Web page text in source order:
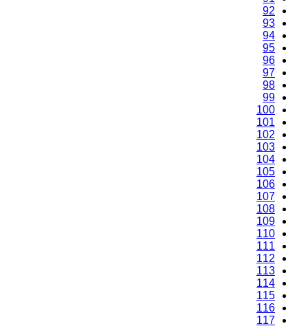
92
93
94
95
96
97
98
99
100
101
102
103
104
105
106
107
108
109
110
111
112
113
114
115
116
117